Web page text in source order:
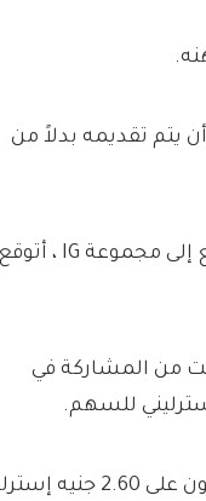
يتم تقديمه بدلاً من
حتى بعد الدفع ، كان ماثيو غير سعيد. قال: “من عملية البيع إلى مجموعة IG ، أتوقع
من المشاركة في
“ومع ذلك ، أفهم أن أكبر المستثمرين المؤسسيين يحصلون على